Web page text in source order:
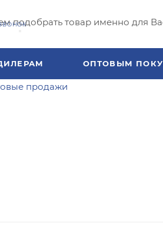
подобрать товар именно для
ОПТОВЫМ